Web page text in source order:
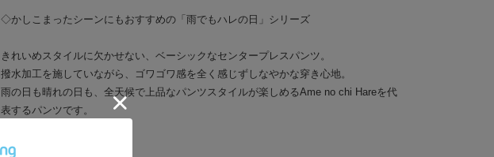
◇かしこまったシーンにもおすすめの「雨でもハレの日」シリーズ
きれいめスタイルに欠かせない、ベーシックなセンタープレスパンツ。
撥水加工を施していながら、ゴワゴワ感を全く感じずしなやかな穿き心地。
雨の日も晴れの日も、全天候で上品なパンツスタイルが楽しめるAme no chi Hareを代
表するパンツです。
【Function/Fabric】